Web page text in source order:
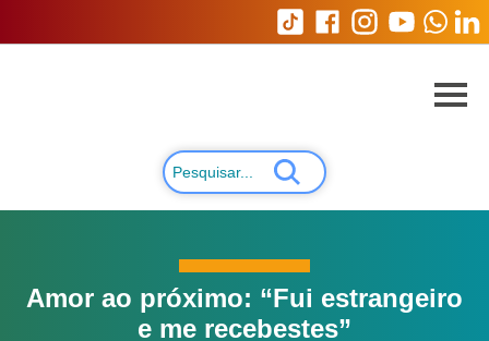
Amor ao próximo: “Fui estrangeiro
e me recebestes”